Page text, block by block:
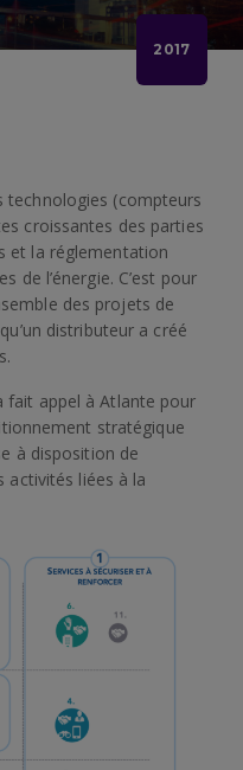
2017
technologies (compteurs
croissantes des parties
et la réglementation
de l’énergie. C’est pour
des projets de
distributeur a créé
fait appel à Atlante pour
stratégique
à disposition de
activités liées à la